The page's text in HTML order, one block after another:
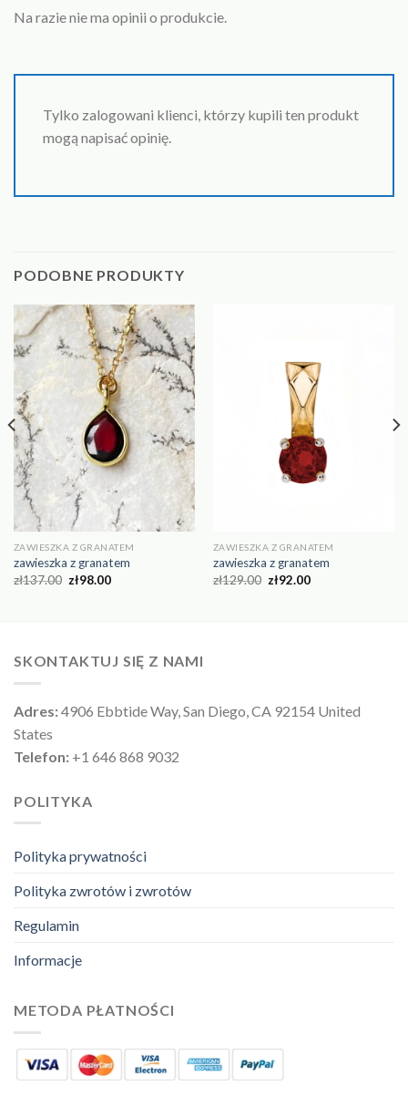
Na razie nie ma opinii o produkcie.
Tylko zalogowani klienci, którzy kupili ten produkt
mogą napisać opinię.
PODOBNE PRODUKTY
ZAWIESZKA Z GRANATEM
zawieszka z granatem
zł137.00 zł98.00
ZAWIESZKA Z GRANATEM
zawieszka z granatem
zł129.00 zł92.00
SKONTAKTUJ SIĘ Z NAMI
Adres:4906 Ebbtide Way, San Diego, CA 92154 United
States
Telefon: +1 646 868 9032
POLITYKA
Polityka prywatności
Polityka zwrotów i zwrotów
Regulamin
Informacje
METODA PŁATNOŚCI